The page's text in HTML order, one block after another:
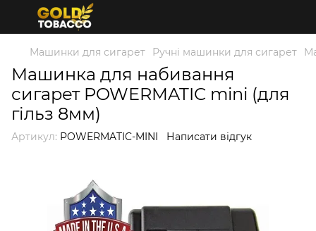
Машинки для сигарет Ручні машинки для сигарет
Машинка для набивання
сигарет POWERMATIC mini (для
гільз 8мм)
Артикул: POWERMATIC-MINI Написати відгук